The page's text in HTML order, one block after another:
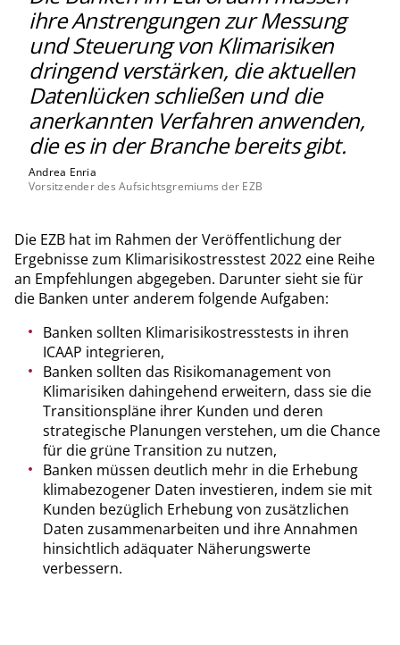
ihre Anstrengungen zur Messung
und Steuerung von Klimarisiken
dringend verstärken, die aktuellen
Datenlücken schließen und die
anerkannten Verfahren anwenden,
die es in der Branche bereits gibt.
Andrea Enria
Vorsitzender des Aufsichtsgremiums der EZB
Die EZB hat im Rahmen der Veröffentlichung der
Ergebnisse zum Klimarisikostresstest 2022 eine Reihe
an Empfehlungen abgegeben. Darunter sieht sie für
die Banken unter anderem folgende Aufgaben:
Banken sollten Klimarisikostresstests in ihren
ICAAP integrieren,
Banken sollten das Risikomanagement von
Klimarisiken dahingehend erweitern, dass sie die
Transitionspläne ihrer Kunden und deren
strategische Planungen verstehen, um die Chance
für die grüne Transition zu nutzen,
Banken müssen deutlich mehr in die Erhebung
klimabezogener Daten investieren, indem sie mit
Kunden bezüglich Erhebung von zusätzlichen
Daten zusammenarbeiten und ihre Annahmen
hinsichtlich adäquater Näherungswerte
verbessern.